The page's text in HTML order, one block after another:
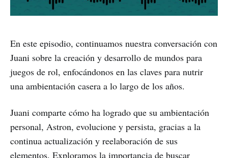
En este episodio, continuamos nuestra conversación con
Juani sobre la creación y desarrollo de mundos para
juegos de rol, enfocándonos en las claves para nutrir
una ambientación casera a lo largo de los años.
Juani comparte cómo ha logrado que su ambientación
personal, Astron, evolucione y persista, gracias a la
continua actualización y reelaboración de sus
elementos. Exploramos la importancia de buscar